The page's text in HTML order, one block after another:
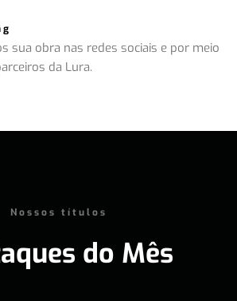
sua obra nas redes sociais e por meio
da Lura.
Nossos títulos
do Mês